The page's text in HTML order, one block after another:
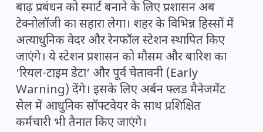
बाढ़ प्रबंधन को स्मार्ट बनाने के लिए प्रशासन अब
टेक्नोलॉजी का सहारा लेगा। शहर के विभिन्न हिस्सों में
अत्याधुनिक वेदर और रेनफॉल स्टेशन स्थापित किए
जाएंगे। ये स्टेशन प्रशासन को मौसम और बारिश का
‘रियल-टाइम डेटा’ और पूर्व चेतावनी (Early
Warning) देंगे। इसके लिए अर्बन फ्लड मैनेजमेंट
सेल में आधुनिक सॉफ्टवेयर के साथ प्रशिक्षित
कर्मचारी भी तैनात किए जाएंगे।